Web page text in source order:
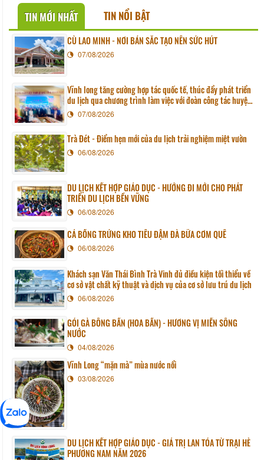
TIN MỚI NHẤT TIN NỔI BẬT
CÙ LAO MINH - NƠI BẢN SẮC TẠO NÊN SỨC HÚT
07/08/2026
Vĩnh long tăng cường hợp tác quốc tế, thúc đẩy phát triển
du lịch qua chương trình làm việc với đoàn công tác huyện
Sunchang (Hàn quốc)
07/08/2026
Trà Đét - Điểm hẹn mới của du lịch trải nghiệm miệt vườn
06/08/2026
DU LỊCH KẾT HỢP GIÁO DỤC - HƯỚNG ĐI MỚI CHO PHÁT
TRIỂN DU LỊCH BỀN VỮNG
06/08/2026
CÁ BỐNG TRỨNG KHO TIÊU ĐẬM ĐÀ BỮA CƠM QUÊ
06/08/2026
Khách sạn Văn Thái Bình Trà Vinh đủ điều kiện tối thiểu về
cơ sở vật chất kỹ thuật và dịch vụ của cơ sở lưu trú du lịch
06/08/2026
GỎI GÀ BÔNG BẦN (HOA BẦN) - HƯƠNG VỊ MIỀN SÔNG
NƯỚC
04/08/2026
Vĩnh Long “mặn mà” mùa nước nổi
03/08/2026
DU LỊCH KẾT HỢP GIÁO DỤC - GIÁ TRỊ LAN TỎA TỪ TRẠI HÈ
PHƯƠNG NAM NĂM 2026